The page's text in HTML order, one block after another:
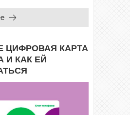
ЦИФРОВАЯ КАРТА
И КАК ЕЙ